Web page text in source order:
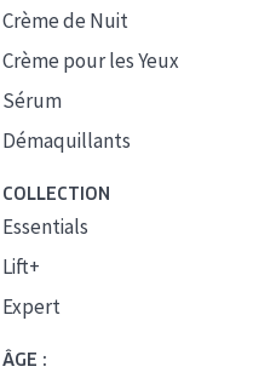
Crème de Nuit
Crème pour les Yeux
Sérum
Démaquillants
COLLECTION
Essentials
Lift+
Expert
ÂGE :